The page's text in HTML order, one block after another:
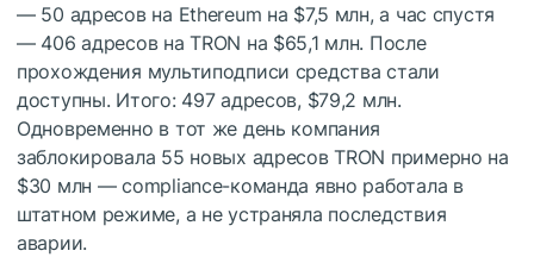
— 50 адресов на Ethereum на $7,5 млн, а час спустя
— 406 адресов на TRON на $65,1 млн. После
прохождения мультиподписи средства стали
доступны. Итого: 497 адресов, $79,2 млн.
Одновременно в тот же день компания
заблокировала 55 новых адресов TRON примерно на
$30 млн — compliance-команда явно работала в
штатном режиме, а не устраняла последствия
аварии.